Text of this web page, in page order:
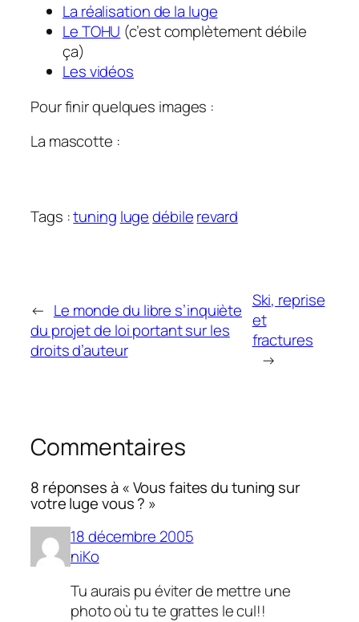
La réalisation de la luge
Le TOHU (c’est complètement débile
ça)
Les vidéos
Pour finir quelques images :
La mascotte :
Tags :tuning lugedébilerevard
← Le monde du libre s’inquiète
du projet de loi portant sur les
droits d’auteur
Ski, reprise
et
fractures
→
Commentaires
8 réponses à « Vous faites du tuning sur
votre luge vous ? »
18 décembre 2005
niKo
Tu aurais pu éviter de mettre une
photo où tu te grattes le cul!!